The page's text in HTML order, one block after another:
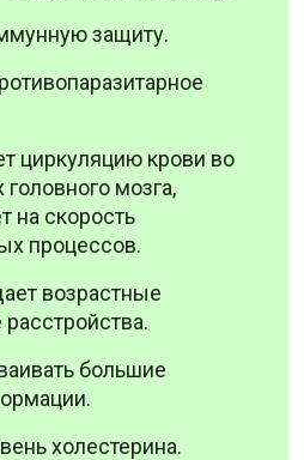
защиту.
циркуляцию крови во
головного мозга,
на скорость
процессов.
возрастные
большие
холестерина.